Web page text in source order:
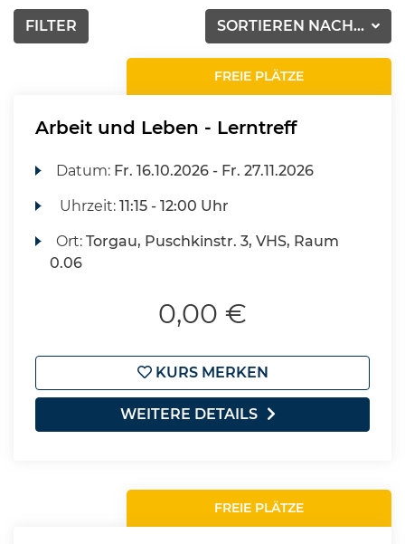
SORTIEREN NACH...
FILTER
FREIE PLÄTZE
Arbeit und Leben - Lerntreff
Datum: Fr. 16.10.2026 - Fr. 27.11.2026
Uhrzeit:11:15 - 12:00 Uhr
Ort:Torgau, Puschkinstr. 3, VHS, Raum
0.06
0,00 €
KURS MERKEN
WEITERE DETAILS
FREIE PLÄTZE